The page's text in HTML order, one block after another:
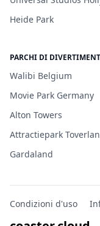
Heide Park
PARCHI DI
Walibi Belgium
Movie Park Germany
Alton Towers
Attractiepark
Gardaland
Condizioni d'uso